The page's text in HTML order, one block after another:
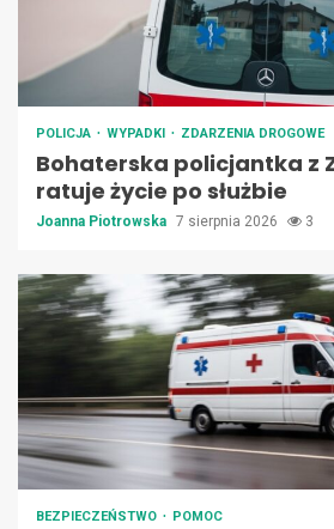
POLICJA WYPADKI ZDARZENIA DROGOWE
Bohaterska policjantka z
ratuje życie po służbie
Joanna Piotrowska 7 sierpnia 2026 3
BEZPIECZEŃSTWO POMOC